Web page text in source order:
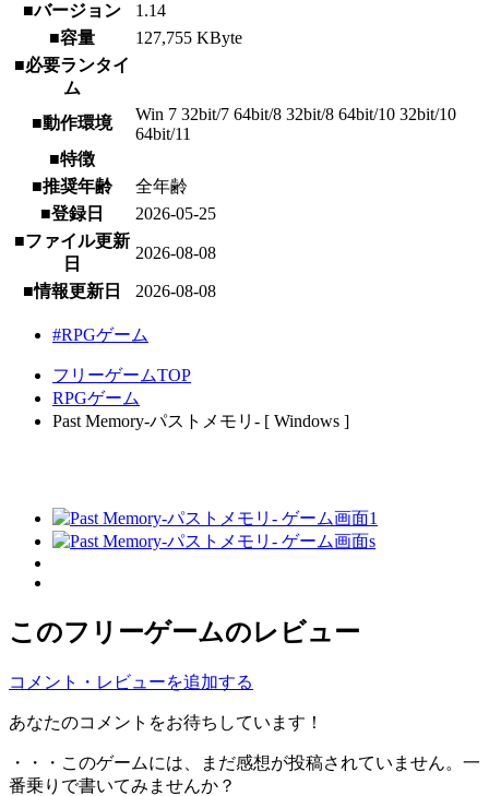
■バージョン
1.14
■容量
127,755 KByte
■必要ランタイ
ム
■動作環境
Win 7 32bit/7 64bit/8 32bit/8 64bit/10 32bit/10
64bit/11
■特徴
■推奨年齢
全年齢
■登録日
2026-05-25
■ファイル更新
日
2026-08-08
■情報更新日 2026-08-08
#RPGゲーム
フリーゲームTOP
RPGゲーム
Past Memory-パストメモリ- [ Windows ]
このフリーゲームのレビュー
コメント・レビューを追加する
あなたのコメントをお待ちしています！
・・・このゲームには、まだ感想が投稿されていません。一
番乗りで書いてみませんか？